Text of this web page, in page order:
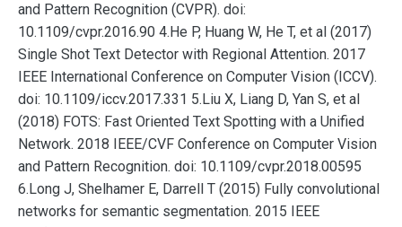
and Pattern Recognition (CVPR). doi:
10.1109/cvpr.2016.90 4.He P, Huang W, He T, et al (2017)
Single Shot Text Detector with Regional Attention. 2017
IEEE International Conference on Computer Vision (ICCV).
doi: 10.1109/iccv.2017.331 5.Liu X, Liang D, Yan S, et al
(2018) FOTS: Fast Oriented Text Spotting with a Unified
Network. 2018 IEEE/CVF Conference on Computer Vision
and Pattern Recognition. doi: 10.1109/cvpr.2018.00595
6.Long J, Shelhamer E, Darrell T (2015) Fully convolutional
networks for semantic segmentation. 2015 IEEE